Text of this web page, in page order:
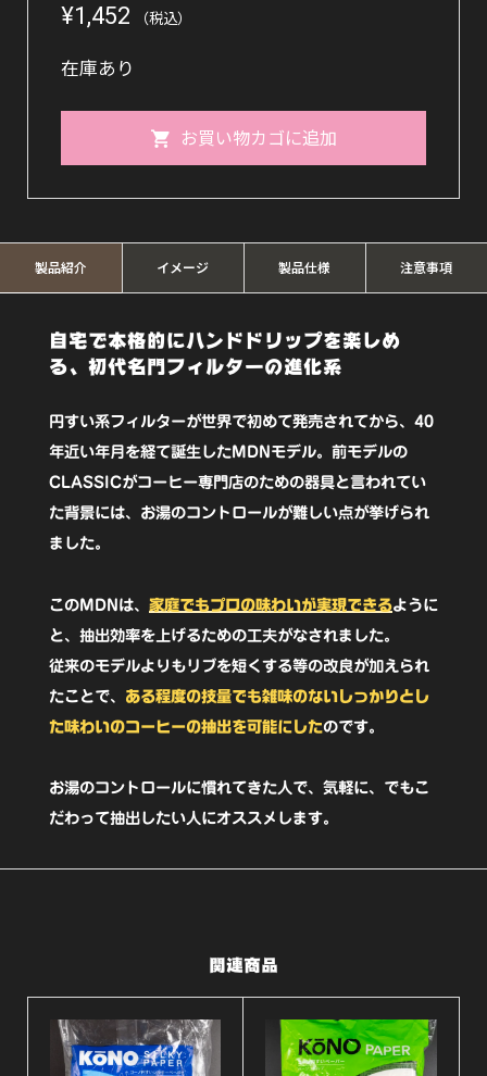
¥1,452 （税込）
在庫あり
名
門
ィ
タ
ー
2
人
用
イ
ロ
ー
MDN-
21YE【慣
れ
き
ス
メ】
お買い物カゴに追加
製品紹介 イメージ 製品仕様 注意事項
自宅で本格的にハンドドリップを楽しめ
る、初代名門フィルターの進化系
円すい系フィルターが世界で初めて発売されてから、40
年近い年月を経て誕生したMDNモデル。前モデルの
CLASSICがコーヒー専門店のための器具と言われてい
た背景には、お湯のコントロールが難しい点が挙げられ
ました。
このMDNは、 家庭でもプロの味わいが実現できるように
と、抽出効率を上げるための工夫がなされました。
従来のモデルよりもリブを短くする等の改良が加えられ
たことで、 ある程度の技量でも雑味のないしっかりとし
た味わいのコーヒーの抽出を可能にしたのです。
お湯のコントロールに慣れてきた人で、気軽に、でもこ
だわって抽出したい人にオススメします。
関連商品